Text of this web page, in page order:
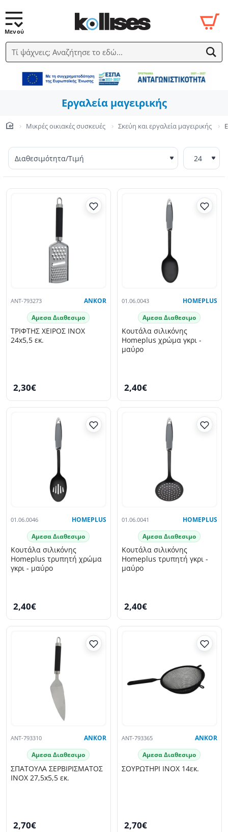
Τί ψάχνεις; Αναζήτησε το εδώ...
Εργαλεία μαγειρικής
Μικρές οικιακές συσκευές Σκεύη και εργαλεία μαγειρικής
ANT-793273 ANKOR
Αμεσα Διαθεσιμο
ΤΡΙΦΤΗΣ ΧΕΙΡΟΣ INOX
24x5,5 εκ.
2,30€
01.06.0043 HOMEPLUS
Αμεσα Διαθεσιμο
Κουτάλα σιλικόνης
Homeplus χρώμα γκρι -
μαύρο
2,40€
01.06.0046 HOMEPLUS
Αμεσα Διαθεσιμο
Κουτάλα σιλικόνης
Homeplus τρυπητή χρώμα
γκρι - μαύρο
2,40€
01.06.0041 HOMEPLUS
Αμεσα Διαθεσιμο
Κουτάλα σιλικόνης
Homeplus τρυπητή γκρι -
μαύρο
2,40€
ANT-793310 ANKOR
Αμεσα Διαθεσιμο
ΣΠΑΤΟΥΛΑ ΣΕΡΒΙΡΙΣΜΑΤΟΣ
INOX 27,5x5,5 εκ.
2,70€
ANT-793365 ANKOR
Αμεσα Διαθεσιμο
ΣΟΥΡΩΤΗΡΙ INOX 14εκ.
2,70€